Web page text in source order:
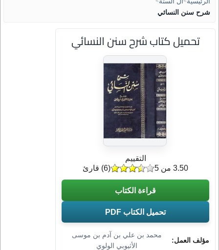
شرح سنن النسائي
تحميل كتاب شرح سنن النسائي
مؤلف العمل:
محمد بن علي بن آدم بن موسى
الأثيوبي الولوي
التقييم
(
6) قارئ 3.50 من 5
قراءة الكتاب
تحميل الكتاب PDF